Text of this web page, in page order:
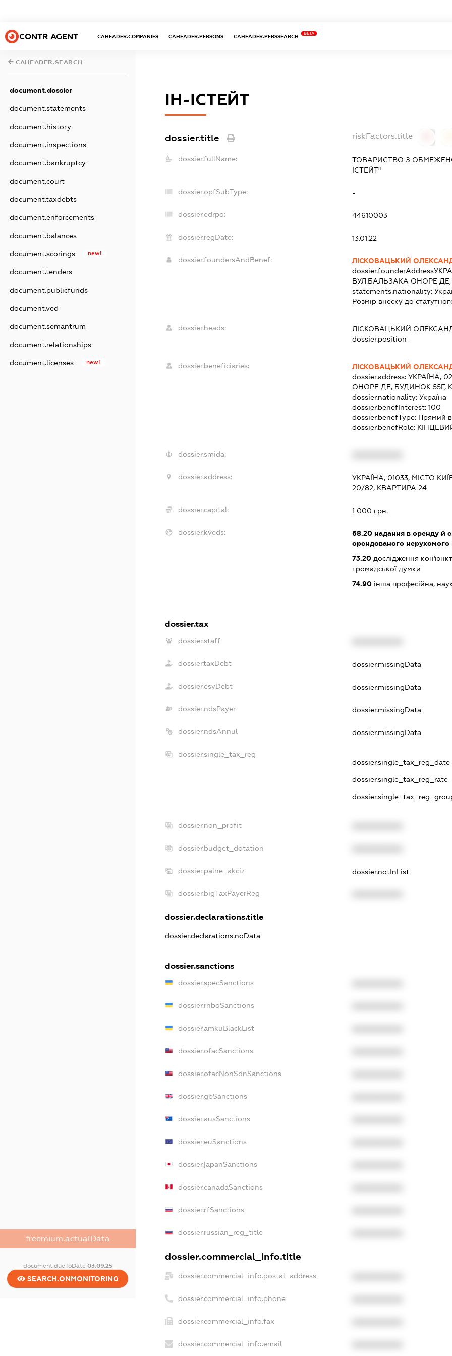
CONTR AGENT CAHEADER.COMPANIES CAHEADER.PERSONS CAHEADER.PERSSEARCH
BETA
CAHEADER.SEARCH
document.dossier
document.statements
document.history
document.inspections
document.bankruptcy
document.court
document.taxdebts
document.enforcements
document.balances
document.scorings new!
document.tenders
document.publicfunds
document.ved
document.semantrum
document.relationships
document.licenses new!
freemium.actualData
document.dueToDate 03.09.25
SEARCH.ONMONITORING
ІН-ІСТЕЙТ
dossier.title riskFactors.title
dossier.fullName:
ТОВАРИСТВО З
ІСТЕЙТ"
dossier.opfSubType: -
dossier.edrpo: 44610003
dossier.regDate: 13.01.22
dossier.foundersAndBenef:
ЛІСКОВАЦЬКИЙ
dossier.founderAddress
ВУЛ.БАЛЬЗАКА ОНОРЕ ДЕ,
statements.nationality:
Розмір внеску до
dossier.heads: ЛІСКОВАЦЬКИЙ
dossier.position -
dossier.beneficiaries:
ЛІСКОВАЦЬКИЙ
dossier.address: УКРАЇНА,
ОНОРЕ ДЕ, БУДИНОК 55Г,
dossier.nationality: Україна
dossier.benefInterest: 100
dossier.benefType: Прямий
dossier.benefRole:
dossier.smida:
dossier.address:
УКРАЇНА, 01033, МІСТО
20/82, КВАРТИРА 24
dossier.capital: 1 000 грн.
dossier.kveds: 68.20надання в оренду й
орендованого нерухомого
73.20дослідження
громадської думки
74.90інша професійна,
dossier.tax
dossier.staff
dossier.taxDebt dossier.missingData
dossier.esvDebt dossier.missingData
dossier.ndsPayer dossier.missingData
dossier.ndsAnnul dossier.missingData
dossier.single_tax_reg
dossier.single_tax_reg_date
dossier.single_tax_reg_rate
dossier.non_profit
dossier.budget_dotation
dossier.palne_akciz dossier.notInList
dossier.bigTaxPayerReg
dossier.declarations.title
dossier.declarations.noData
dossier.sanctions
dossier.specSanctions
dossier.rnboSanctions
dossier.amkuBlackList
dossier.ofacSanctions
dossier.ofacNonSdnSanctions
dossier.gbSanctions
dossier.ausSanctions
dossier.euSanctions
dossier.japanSanctions
dossier.canadaSanctions
dossier.rfSanctions
dossier.russian_reg_title
dossier.commercial_info.title
dossier.commercial_info.postal_address
dossier.commercial_info.phone
dossier.commercial_info.fax
dossier.commercial_info.email